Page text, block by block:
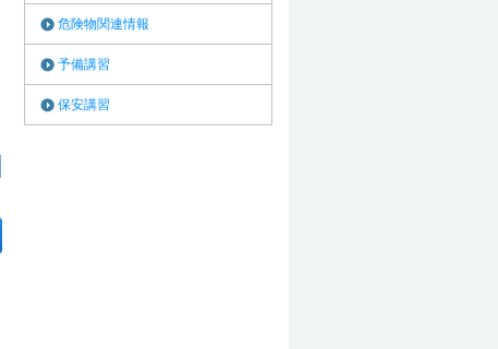
危険物関連情報
予備講習
保安講習